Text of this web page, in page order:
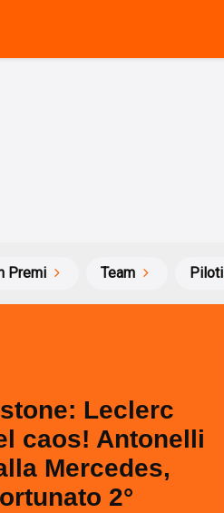
Premi Team Piloti
Leclerc
caos! Antonelli
Mercedes,
2°